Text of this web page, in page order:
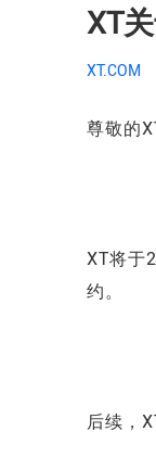
XT
XT.COM
尊敬的
XT将于
约。
后续，